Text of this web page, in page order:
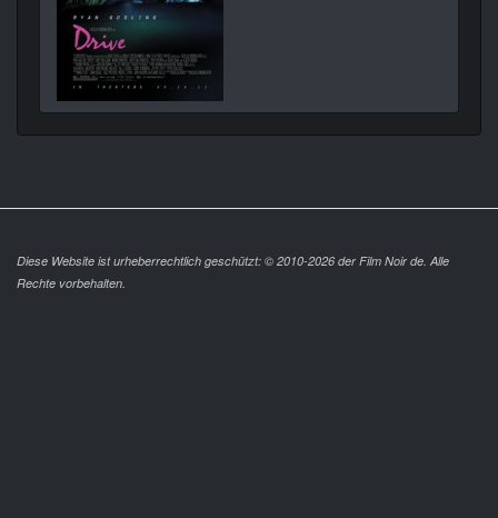
Diese Website ist urheberrechtlich geschützt: © 2010-2026 der Film Noir de. Alle
Rechte vorbehalten.